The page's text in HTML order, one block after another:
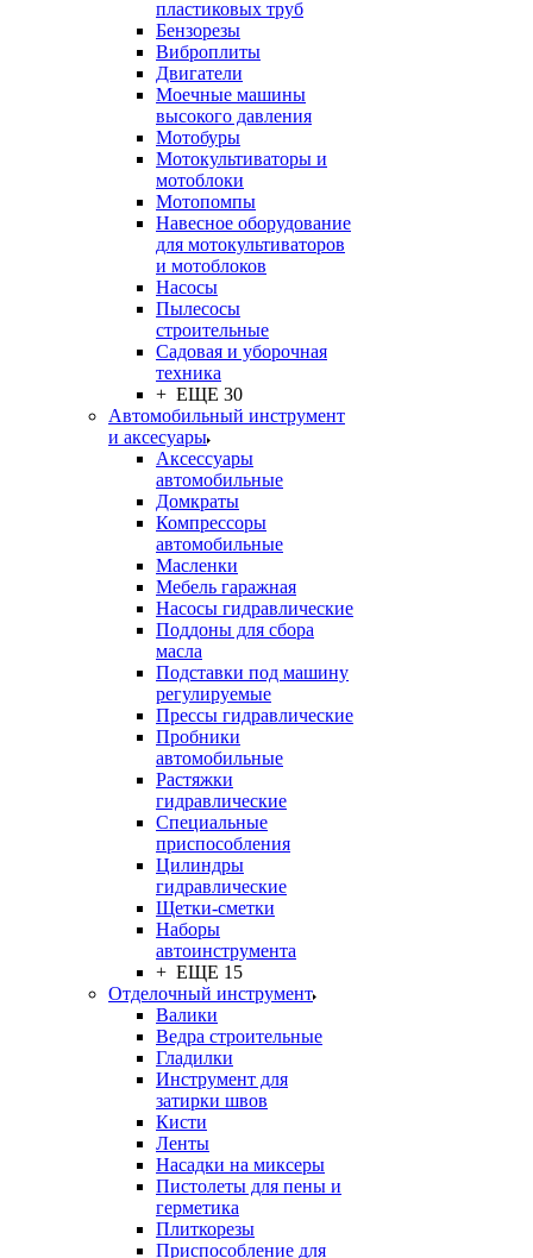
пластиковых труб
Бензорезы
Виброплиты
Двигатели
Моечные машины
высокого давления
Мотобуры
Мотокультиваторы и
мотоблоки
Мотопомпы
Навесное оборудование
для мотокультиваторов
и мотоблоков
Насосы
Пылесосы
строительные
Садовая и уборочная
техника
+ ЕЩЕ 30
Автомобильный инструмент
и аксесуары
Аксессуары
автомобильные
Домкраты
Компрессоры
автомобильные
Масленки
Мебель гаражная
Насосы гидравлические
Поддоны для сбора
масла
Подставки под машину
регулируемые
Прессы гидравлические
Пробники
автомобильные
Растяжки
гидравлические
Специальные
приспособления
Цилиндры
гидравлические
Щетки-сметки
Наборы
автоинструмента
+ ЕЩЕ 15
Отделочный инструмент
Валики
Ведра строительные
Гладилки
Инструмент для
затирки швов
Кисти
Ленты
Насадки на миксеры
Пистолеты для пены и
герметика
Плиткорезы
Приспособление для